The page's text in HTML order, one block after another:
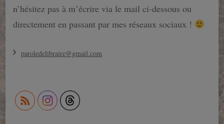
n’hésitez pas à m’écrire via le mail ci-dessous ou
directement en passant par mes réseaux sociaux !
paroledelibraire@gmail.com